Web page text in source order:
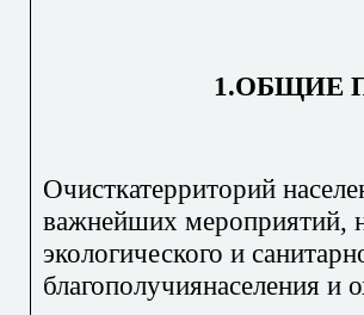
1.ОБЩИЕ
Очисткатерриторий
важнейших мероприятий,
экологического и
благополучиянаселения